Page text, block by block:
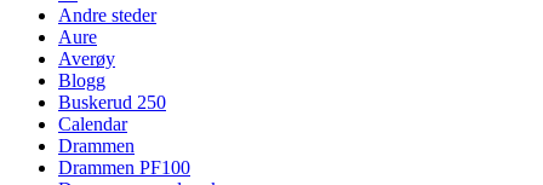
Andre steder
Aure
Averøy
Blogg
Buskerud 250
Calendar
Drammen
Drammen PF100